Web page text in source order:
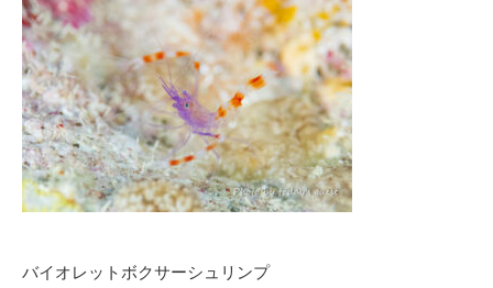
バイオレットボクサーシュリンプ